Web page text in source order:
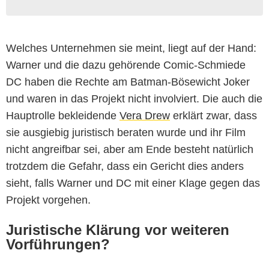
Welches Unternehmen sie meint, liegt auf der Hand:
Warner und die dazu gehörende Comic-Schmiede
DC haben die Rechte am Batman-Bösewicht Joker
und waren in das Projekt nicht involviert. Die auch die
Hauptrolle bekleidende Vera Drew erklärt zwar, dass
sie ausgiebig juristisch beraten wurde und ihr Film
nicht angreifbar sei, aber am Ende besteht natürlich
trotzdem die Gefahr, dass ein Gericht dies anders
sieht, falls Warner und DC mit einer Klage gegen das
Projekt vorgehen.
Juristische Klärung vor weiteren
Vorführungen?